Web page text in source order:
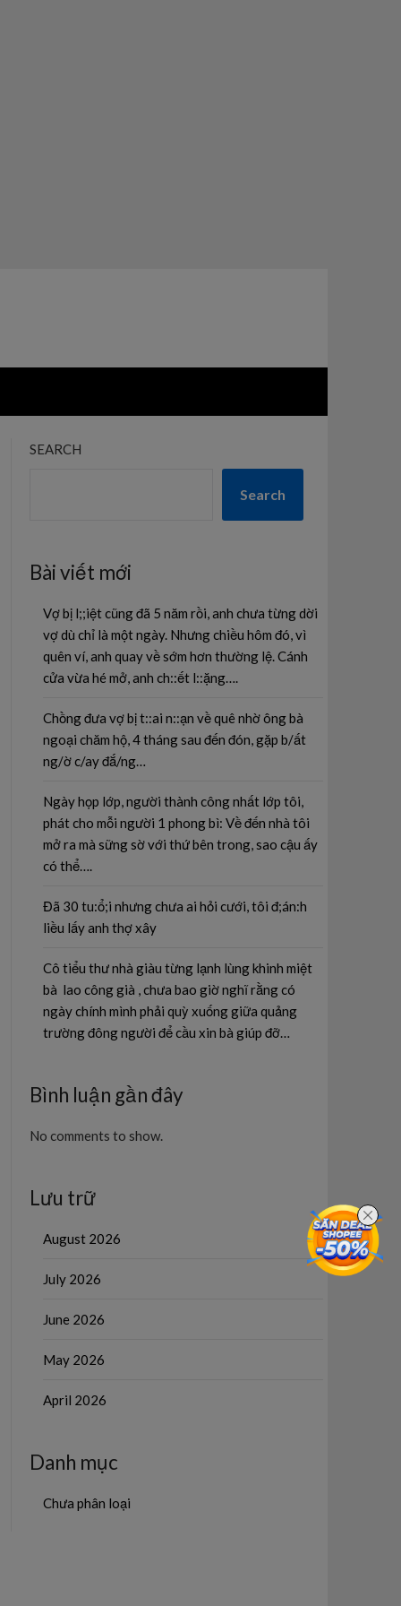
SEARCH
Search
Bài viết mới
Vợ bị l;;iệt cũng đã 5 năm rồi, anh chưa từng dời
vợ dù chỉ là một ngày. Nhưng chiều hôm đó, vì
quên ví, anh quay về sớm hơn thường lệ. Cánh
cửa vừa hé mở, anh ch::ết l::ặng….
Chồng đưa vợ bị t::ai n::ạn về quê nhờ ông bà
ngoại chăm hộ, 4 tháng sau đến đón, gặp b/ất
ng/ờ c/ay đắ/ng…
Ngày họp lớp, người thành công nhất lớp tôi,
phát cho mỗi người 1 phong bì: Về đến nhà tôi
mở ra mà sững sờ với thứ bên trong, sao cậu ấy
có thể….
Đã 30 tu:ổ;i nhưng chưa ai hỏi cưới, tôi đ;án:h
liều lấy anh thợ xây
Cô tiểu thư nhà giàu từng lạnh lùng khinh miệt
bà lao công già , chưa bao giờ nghĩ rằng có
ngày chính mình phải quỳ xuống giữa quảng
trường đông người để cầu xin bà giúp đỡ…
Bình luận gần đây
No comments to show.
Lưu trữ
August 2026
July 2026
June 2026
May 2026
April 2026
Danh mục
Chưa phân loại